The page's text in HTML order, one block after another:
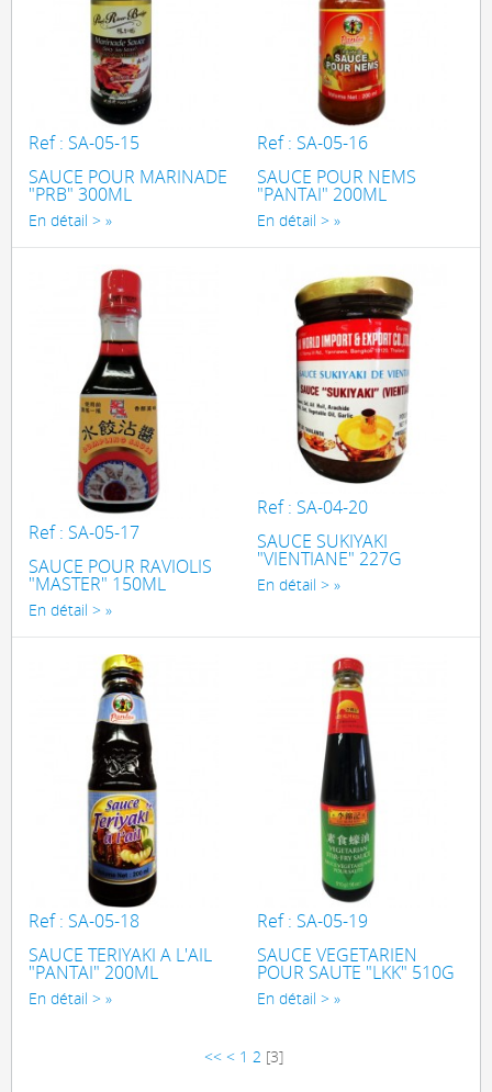
Ref : SA-05-15
SAUCE POUR MARINADE
"PRB" 300ML
En détail >
Ref : SA-05-16
SAUCE POUR NEMS
"PANTAI" 200ML
En détail >
Ref : SA-05-17
SAUCE POUR RAVIOLIS
"MASTER" 150ML
En détail >
Ref : SA-04-20
SAUCE SUKIYAKI
"VIENTIANE" 227G
En détail >
Ref : SA-05-18
SAUCE TERIYAKI A L'AIL
"PANTAI" 200ML
En détail >
Ref : SA-05-19
SAUCE VEGETARIEN
POUR SAUTE "LKK" 510G
En détail >
<< < 1 2 [3]